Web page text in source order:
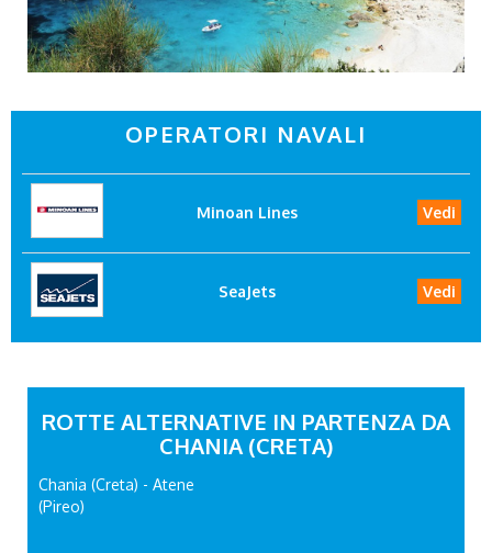
OPERATORI NAVALI
Minoan Lines Vedi
SeaJets Vedi
ROTTE ALTERNATIVE IN PARTENZA DA
CHANIA (CRETA)
Chania (Creta) - Atene
(Pireo)